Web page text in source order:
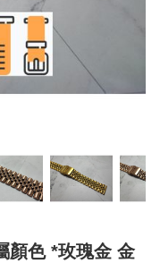
顏色 *玫瑰金 金